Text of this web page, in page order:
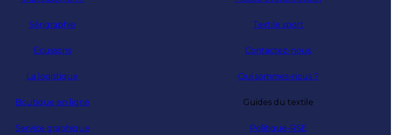
Sérigraphie
Écussons
La logistique
Boutique en ligne
Service graphique
Textile sport
Contactez-nous
Qui sommes-nous ?
Guides du textile
Politique-RSE